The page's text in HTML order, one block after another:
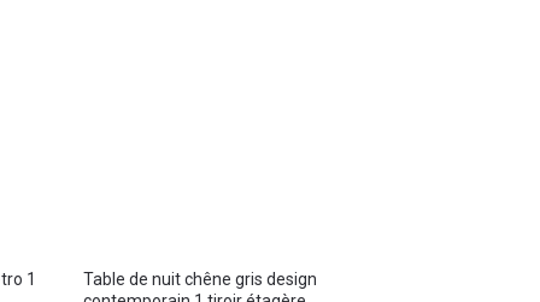
1
Table de nuit chêne gris design